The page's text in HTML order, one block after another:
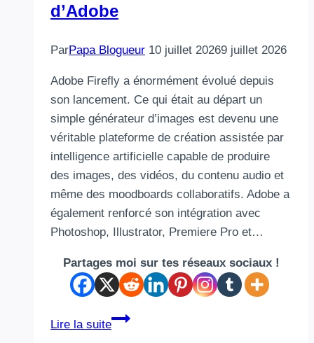
d’Adobe
ParPapa Blogueur 10 juillet 20269 juillet 2026
Adobe Firefly a énormément évolué depuis
son lancement. Ce qui était au départ un
simple générateur d’images est devenu une
véritable plateforme de création assistée par
intelligence artificielle capable de produire
des images, des vidéos, du contenu audio et
même des moodboards collaboratifs. Adobe a
également renforcé son intégration avec
Photoshop, Illustrator, Premiere Pro et…
Partages moi sur tes réseaux sociaux !
Lire la suite
Adobe